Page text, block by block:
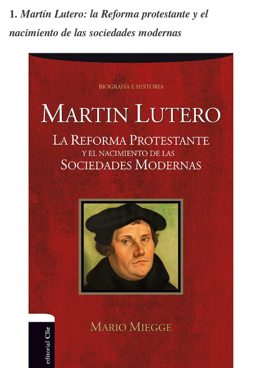
1.Martín Lutero: la Reforma protestante y el
nacimiento de las sociedades modernas